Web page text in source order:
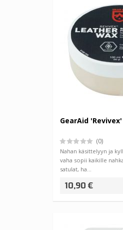
GearAid
(0)
Nahan käsittelyyn ja
vaha sopii kaikille
satulat, ha…
10,90 €